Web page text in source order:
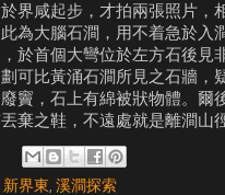
界咸起步，才拍兩張照片
為大腦石澗，用不着急於
於首個大彎位於左方石後
可比黃涌石澗所見之石牆，
竇，石上有綿被狀物體。
棄之鞋，不遠處就是離澗山
新界東 溪澗探索